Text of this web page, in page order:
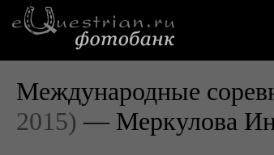
Международные
2015) — Меркулова